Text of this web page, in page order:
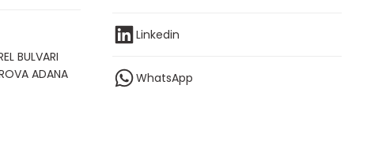
BULVARI
ADANA
Linkedin
WhatsApp